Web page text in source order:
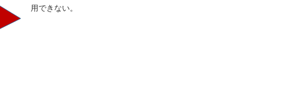
用できない。